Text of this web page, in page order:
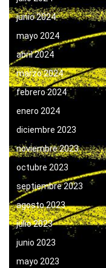
junio 2024
mayo 2024
abril 2024
marzo 2024
febrero 2024
enero 2024
diciembre 2023
noviembre 2023
octubre 2023
septiembre 2023
agosto 2023
julio 2023
junio 2023
mayo 2023